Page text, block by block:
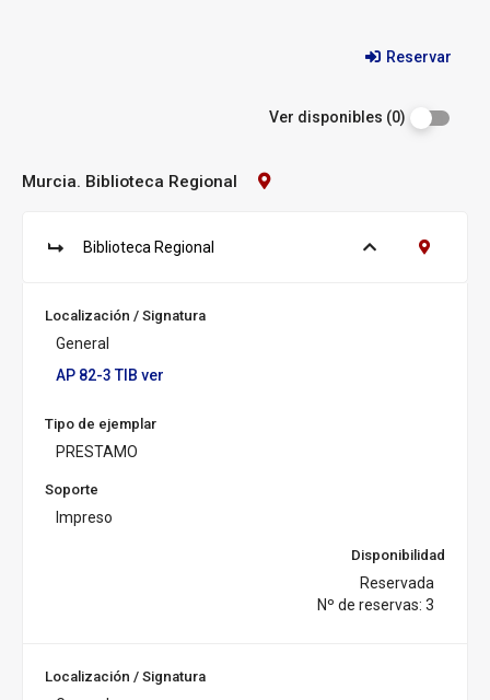
Reservar
Ver disponibles (0)
Biblioteca:
Murcia. Biblioteca Regional
Contacto
u
Biblioteca Regional Ver ejemplares
Contacto
Localización / Signatura
General
AP 82-3 TIB ver
Tipo de ejemplar
PRESTAMO
Soporte
Impreso
Disponibilidad
Reservada
Nº de reservas: 3
Localización / Signatura